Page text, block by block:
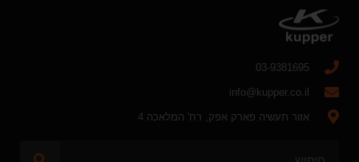
03-9381695
info@kupper.co.il
אזור תעשיה פארק אפק, רח' המלאכה 4